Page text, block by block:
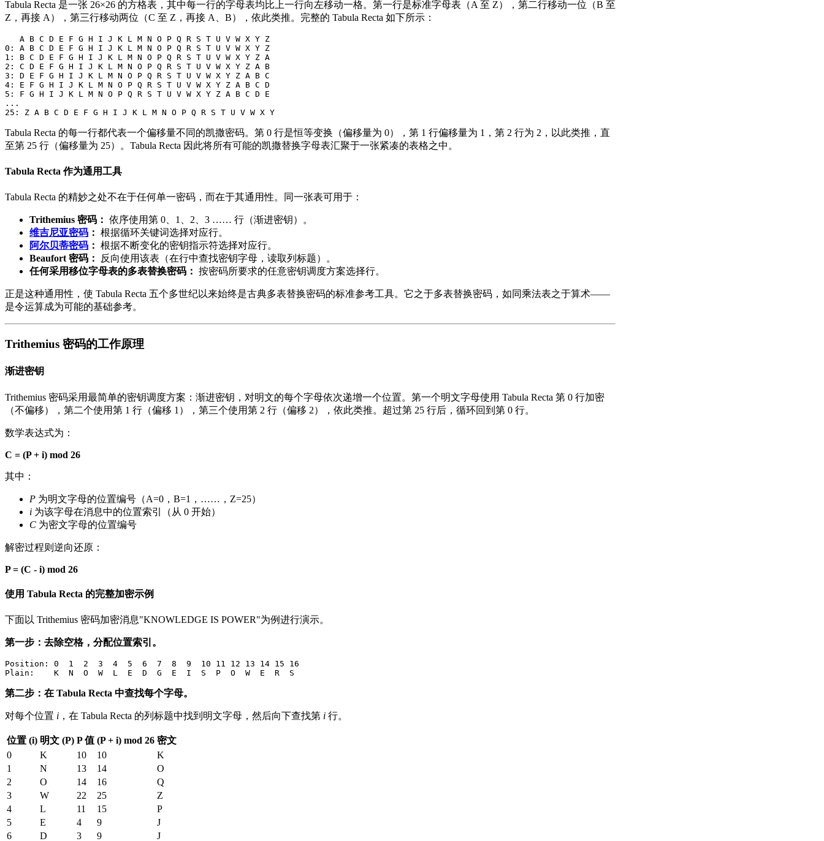
Tabula Recta 是一张 26×26 的方格表，其中每一行的字母表均比上一行向左移动一格。第一行是标准字母表（A 至 Z），第二行移动一位（B 至
Z，再接 A），第三行移动两位（C 至 Z，再接 A、B），依此类推。完整的 Tabula Recta 如下所示：
   A B C D E F G H I J K L M N O P Q R S T U V W X Y Z
0: A B C D E F G H I J K L M N O P Q R S T U V W X Y Z
1: B C D E F G H I J K L M N O P Q R S T U V W X Y Z A
2: C D E F G H I J K L M N O P Q R S T U V W X Y Z A B
3: D E F G H I J K L M N O P Q R S T U V W X Y Z A B C
4: E F G H I J K L M N O P Q R S T U V W X Y Z A B C D
5: F G H I J K L M N O P Q R S T U V W X Y Z A B C D E
...
Tabula Recta 的每一行都代表一个偏移量不同的凯撒密码。第 0 行是恒等变换（偏移量为 0），第 1 行偏移量为 1，第 2 行为 2，以此类推，直
至第 25 行（偏移量为 25）。Tabula Recta 因此将所有可能的凯撒替换字母表汇聚于一张紧凑的表格之中。
Tabula Recta 作为通用工具
Tabula Recta 的精妙之处不在于任何单一密码，而在于其通用性。同一张表可用于：
Trithemius 密码： 依序使用第 0、1、2、3 …… 行（渐进密钥）。
维吉尼亚密码 ： 根据循环关键词选择对应行。
阿尔贝蒂密码 ： 根据不断变化的密钥指示符选择对应行。
Beaufort 密码：
反向使用该表（在行中查找密钥字母，读取列标题）。
任何采用移位字母表的多表替换密码： 按密码所要求的任意密钥调度方案选择行。
正是这种通用性，使 Tabula Recta 五个多世纪以来始终是古典多表替换密码的标准参考工具。它之于多表替换密码，如同乘法表之于算术——
是令运算成为可能的基础参考。
Trithemius 密码的工作原理
渐进密钥
Trithemius 密码采用最简单的密钥调度方案：渐进密钥，对明文的每个字母依次递增一个位置。第一个明文字母使用 Tabula Recta 第 0 行加密
（不偏移），第二个使用第 1 行（偏移 1），第三个使用第 2 行（偏移 2），依此类推。超过第 25 行后，循环回到第 0 行。
数学表达式为：
C = (P + i) mod 26
其中：
P 为明文字母的位置编号（A=0，B=1，……，Z=25）
i 为该字母在消息中的位置索引（从 0 开始）
C 为密文字母的位置编号
解密过程则逆向还原：
P = (C - i) mod 26
使用 Tabula Recta 的完整加密示例
下面以 Trithemius 密码加密消息"KNOWLEDGE IS POWER"为例进行演示。
第一步：去除空格，分配位置索引。
Position: 0  1  2  3  4  5  6  7  8  9  10 11 12 13 14 15 16
第二步：在 Tabula Recta 中查找每个字母。
对每个位置 i ，在 Tabula Recta 的列标题中找到明文字母，然后向下查找第 i 行。
位置 (i) 明文 (P) P 值 (P + i) mod 26 密文
0
K 10 10
K
1
N 13 14
O
2
O 14 16
Q
3
W 22 25
Z
4
L 11 15
P
5
E 4 9
J
6
D 3 9 J